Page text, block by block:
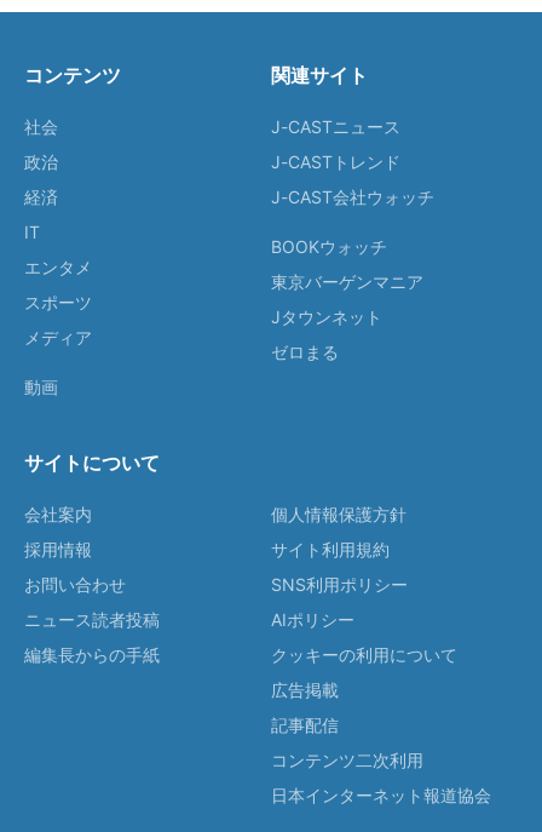
コンテンツ
社会
政治
経済
IT
エンタメ
スポーツ
メディア
動画
関連サイト
J-CASTニュース
J-CASTトレンド
J-CAST会社ウォッチ
BOOKウォッチ
東京バーゲンマニア
Jタウンネット
ゼロまる
サイトについて
会社案内
採用情報
お問い合わせ
ニュース読者投稿
編集長からの手紙
個人情報保護方針
サイト利用規約
SNS利用ポリシー
AIポリシー
クッキーの利用について
広告掲載
記事配信
コンテンツ二次利用
日本インターネット報道協会